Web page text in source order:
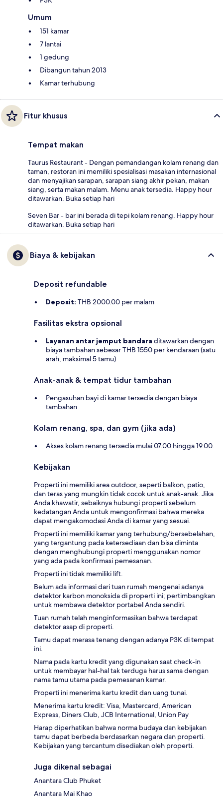
Umum
151 kamar
7 lantai
1 gedung
Dibangun tahun 2013
Kamar terhubung
Fitur khusus
Tempat makan
Taurus Restaurant - Dengan pemandangan kolam renang dan
taman, restoran ini memiliki spesialisasi masakan internasional
dan menyajikan sarapan, sarapan siang akhir pekan, makan
siang, serta makan malam. Menu anak tersedia. Happy hour
ditawarkan. Buka setiap hari
Seven Bar - bar ini berada di tepi kolam renang. Happy hour
ditawarkan. Buka setiap hari
Biaya & kebijakan
Deposit refundable
Deposit: THB 2000.00 per malam
Fasilitas ekstra opsional
Layanan antar jemput bandara ditawarkan dengan
biaya tambahan sebesar THB 1550 per kendaraan (satu
arah, maksimal 5 tamu)
Anak-anak & tempat tidur tambahan
Pengasuhan bayi di kamar tersedia dengan biaya
tambahan
Kolam renang, spa, dan gym (jika ada)
Akses kolam renang tersedia mulai 07.00 hingga 19.00.
Kebijakan
Properti ini memiliki area outdoor, seperti balkon, patio,
dan teras yang mungkin tidak cocok untuk anak-anak. Jika
Anda khawatir, sebaiknya hubungi properti sebelum
kedatangan Anda untuk mengonfirmasi bahwa mereka
dapat mengakomodasi Anda di kamar yang sesuai.
Properti ini memiliki kamar yang terhubung/bersebelahan,
yang tergantung pada ketersediaan dan bisa diminta
dengan menghubungi properti menggunakan nomor
yang ada pada konfirmasi pemesanan.
Properti ini tidak memiliki lift.
Belum ada informasi dari tuan rumah mengenai adanya
detektor karbon monoksida di properti ini; pertimbangkan
untuk membawa detektor portabel Anda sendiri.
Tuan rumah telah menginformasikan bahwa terdapat
detektor asap di properti.
Tamu dapat merasa tenang dengan adanya P3K di tempat
ini.
Nama pada kartu kredit yang digunakan saat check-in
untuk membayar hal-hal tak terduga harus sama dengan
nama tamu utama pada pemesanan kamar.
Properti ini menerima kartu kredit dan uang tunai.
Menerima kartu kredit: Visa, Mastercard, American
Express, Diners Club, JCB International, Union Pay
Harap diperhatikan bahwa norma budaya dan kebijakan
tamu dapat berbeda berdasarkan negara dan properti.
Kebijakan yang tercantum disediakan oleh properti.
Juga dikenal sebagai
Anantara Club Phuket
Anantara Mai Khao